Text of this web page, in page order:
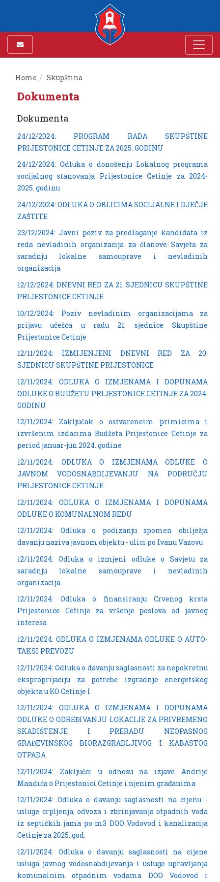
Home Skupština
Dokumenta
Dokumenta
24/12/2024: PROGRAM RADA SKUPŠTINE
PRIJESTONICE CETINJE ZA 2025. GODINU
24/12/2024: Odluka o donošenju Lokalnog programa
socijalnog stanovanja Prijestonice Cetinje za 2024-
2025. godinu
24/12/2024: ODLUKA O OBLICIMA SOCIJALNE I DJEČJE
ZAŠTITE
23/12/2024: Javni poziv za predlaganje kandidata iz
reda nevladinih organizacija za članove Savjeta za
saradnju lokalne samouprave i nevladinih
organizacija
12/12/2024: DNEVNI RED ZA 21. SJEDNICU SKUPŠTINE
PRIJESTONICE CETINJE
10/12/2024: Poziv nevladinim organizacijama za
prijavu učešća u radu 21. sjednice Skupštine
Prijestonice Cetinje
12/11/2024: IZMIJENJENI DNEVNI RED ZA 20.
SJEDNICU SKUPŠTINE PRIJESTONICE
12/11/2024: ODLUKA O IZMJENAMA I DOPUNAMA
ODLUKE O BUDŽETU PRIJESTONICE CETINJE ZA 2024.
GODINU
12/11/2024: Zaključak o ostvareneim primicima i
izvršenim izdacima Budžeta Prijestonice Cetinje za
period januar-jun 2024. godine
12/11/2024: ODLUKA O IZMJENAMA ODLUKE O
JAVNOM VODOSNABDIJEVANJU NA PODRUČJU
PRIJESTONICE CETINJE
12/11/2024: ODLUKA O IZMJENAMA I DOPUNAMA
ODLUKE O KOMUNALNOM REDU
12/11/2024: Odluka o podizanju spomen obilježja
davanju naziva javnom objektu - ulici po Ivanu Vazovu
12/11/2024: Odluka o izmjeni odluke o Savjetu za
saradnju lokalne samouprave i nevladinih
organizacija
12/11/2024: Odluka o finansiranju Crvenog krsta
Prijestonice Cetinje za vršenje poslova od javnog
interesa
12/11/2024: ODLUKA O IZMJENAMA ODLUKE O AUTO-
TAKSI PREVOZU
12/11/2024: Odluka o davanju saglasnosti za nepokretnu
eksproprijaciju za potrebe izgradnje energetskog
objekta u KO Cetinje I
12/11/2024: ODLUKA O IZMJENAMA I DOPUNAMA
ODLUKE O ODREĐIVANJU LOKACIJE ZA PRIVREMENO
SKADIŠTENJE I PRERADU NEOPASNOG
GRAĐEVINSKOG BIORAZGRADLJIVOG I KABASTOG
OTPADA
12/11/2024: Zaključci u odnosu na izjave Andrije
Mandića o Prijestonici Cetinje i njenim građanima
12/11/2024: Odluka o davanju saglasnosti na cijenu -
usluge crpljenja, odvoza i zbrinjavanja otpadnih voda
iz septičkih jama po m3 DOO Vodovod i kanalizacija
Cetinje za 2025. god.
12/11/2024: Odluka o davanju saglasnosti na cijene
usluga javnog vodosnabdijevanja i usluge upravljanja
komunalnim otpadnim vodama DOO Vodovod i